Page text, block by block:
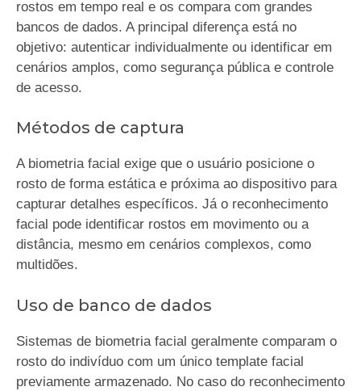
rostos em tempo real e os compara com grandes
bancos de dados. A principal diferença está no
objetivo: autenticar individualmente ou identificar em
cenários amplos, como segurança pública e controle
de acesso.
Métodos de captura
A biometria facial exige que o usuário posicione o
rosto de forma estática e próxima ao dispositivo para
capturar detalhes específicos. Já o reconhecimento
facial pode identificar rostos em movimento ou a
distância, mesmo em cenários complexos, como
multidões.
Uso de banco de dados
Sistemas de biometria facial geralmente comparam o
rosto do indivíduo com um único template facial
previamente armazenado. No caso do reconhecimento